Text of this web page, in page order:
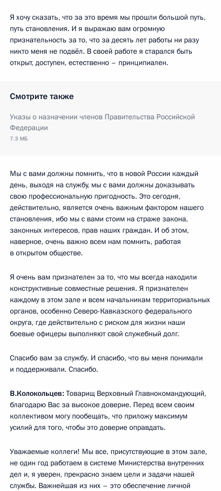
Я хочу сказать, что за это время мы прошли большой путь,
путь становления. И я выражаю вам огромную
признательность за то, что за десять лет работы ни разу
никто меня не подвёл. В своей работе я старался быть
открыт, доступен, естественно – принципиален.
Смотрите также
Указы о назначении членов Правительства Российской
Федерации
7.3 МБ
Мы с вами должны помнить, что в новой России каждый
день, выходя на службу, мы с вами должны доказывать
свою профессиональную пригодность. Это сегодня,
действительно, является очень важным фактором нашего
становления, ибо мы с вами стоим на страже закона,
законных интересов, прав наших граждан. И об этом,
наверное, очень важно всем нам помнить, работая
в открытом обществе.
Я очень вам признателен за то, что мы всегда находили
конструктивные совместные решения. Я признателен
каждому в этом зале и всем начальникам территориальных
органов, особенно Северо-Кавказского федерального
округа, где действительно с риском для жизни наши
боевые офицеры выполняют свой служебный долг.
Спасибо вам за службу. И спасибо, что вы меня понимали
и поддерживали. Спасибо.
В.Колокольцев: Товарищ Верховный Главнокомандующий,
благодарю Вас за высокое доверие. Перед всем своим
коллективом могу пообещать, что приложу максимум
усилий для того, чтобы это доверие оправдать.
Уважаемые коллеги! Мы все, присутствующие в этом зале,
не один год работаем в системе Министерства внутренних
дел и, я уверен, прекрасно знаем цели и задачи нашей
службы. Важнейшая из них – это обеспечение личной